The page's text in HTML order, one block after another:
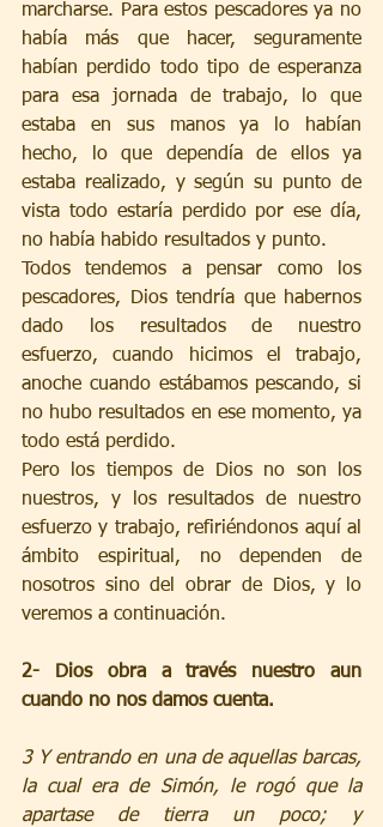
marcharse. Para estos pescadores ya no
había más que hacer, seguramente
habían perdido todo tipo de esperanza
para esa jornada de trabajo, lo que
estaba en sus manos ya lo habían
hecho, lo que dependía de ellos ya
estaba realizado, y según su punto de
vista todo estaría perdido por ese día,
no había habido resultados y punto.
Todos tendemos a pensar como los
pescadores, Dios tendría que habernos
dado los resultados de nuestro
esfuerzo, cuando hicimos el trabajo,
anoche cuando estábamos pescando, si
no hubo resultados en ese momento, ya
todo está perdido.
Pero los tiempos de Dios no son los
nuestros, y los resultados de nuestro
esfuerzo y trabajo, refiriéndonos aquí al
ámbito espiritual, no dependen de
nosotros sino del obrar de Dios, y lo
veremos a continuación.
2- Dios obra a través nuestro aun
cuando no nos damos cuenta.
3 Y entrando en una de aquellas barcas,
la cual era de Simón, le rogó que la
apartase de tierra un poco; y